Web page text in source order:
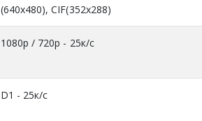
(640x480), CIF(352x288)
1080р / 720р - 25к/с
D1 - 25к/c